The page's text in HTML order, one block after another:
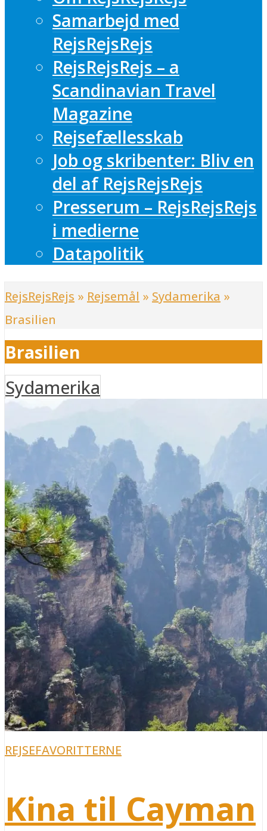
Samarbejd med
RejsRejsRejs
RejsRejsRejs – a
Scandinavian Travel
Magazine
Rejsefællesskab
Job og skribenter: Bliv en
del af RejsRejsRejs
Presserum – RejsRejsRejs
i medierne
Datapolitik
RejsRejsRejs » Rejsemål » Sydamerika »
Brasilien
Brasilien
Sydamerika
REJSEFAVORITTERNE
Kina til Cayman